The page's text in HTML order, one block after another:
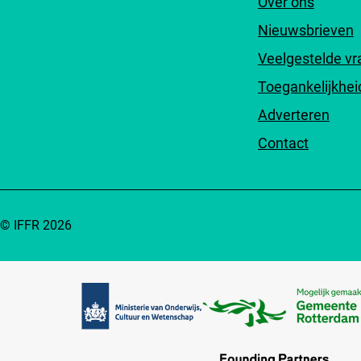
Nieuwsbrieven
Veelgestelde
Adverteren
Contact
© IFFR 2026